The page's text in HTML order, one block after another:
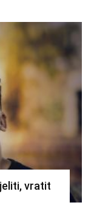
vratit